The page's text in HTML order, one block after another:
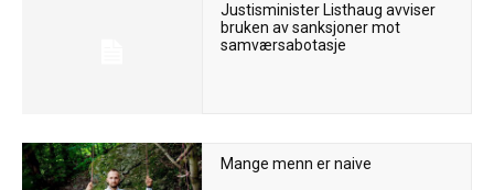
Justisminister Listhaug avviser
bruken av sanksjoner mot
samværsabotasje
Mange menn er naive